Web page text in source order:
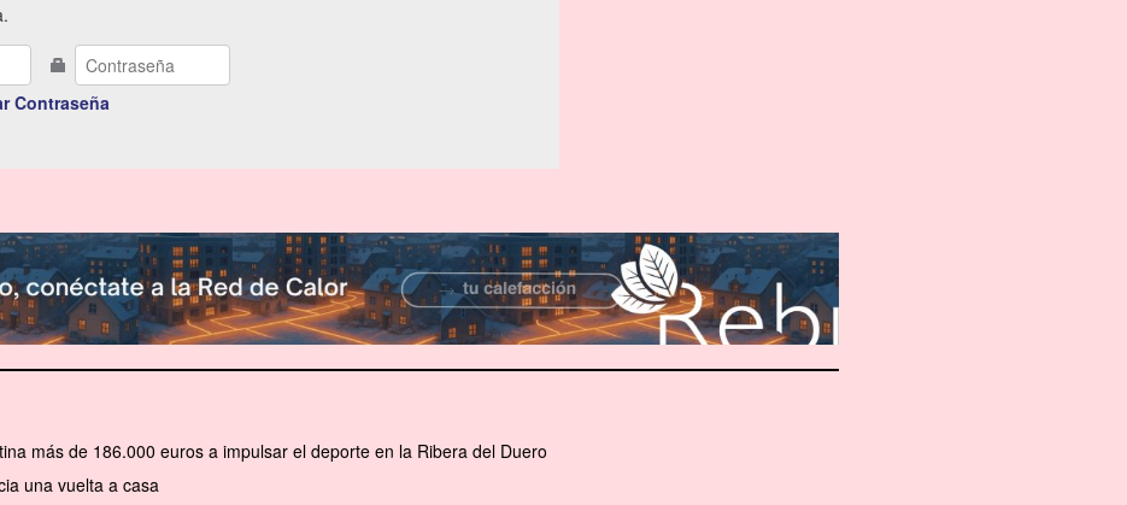
Contraseña
más de 186.000 euros a impulsar el deporte en la Ribera del Duero
una vuelta a casa